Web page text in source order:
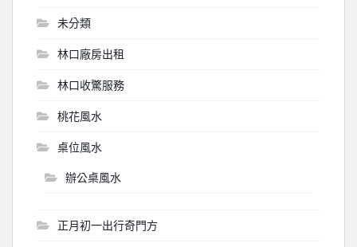
未分類
林口廠房出租
林口收驚服務
桃花風水
桌位風水
辦公桌風水
正月初一出行奇門方